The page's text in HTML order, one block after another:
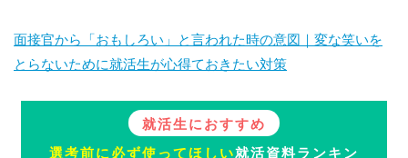
面接官から「おもしろい」と言われた時の意図｜変な笑いを
とらないために就活生が心得ておきたい対策
就活生におすすめ
選考前に必ず使ってほしい就活資料ランキン